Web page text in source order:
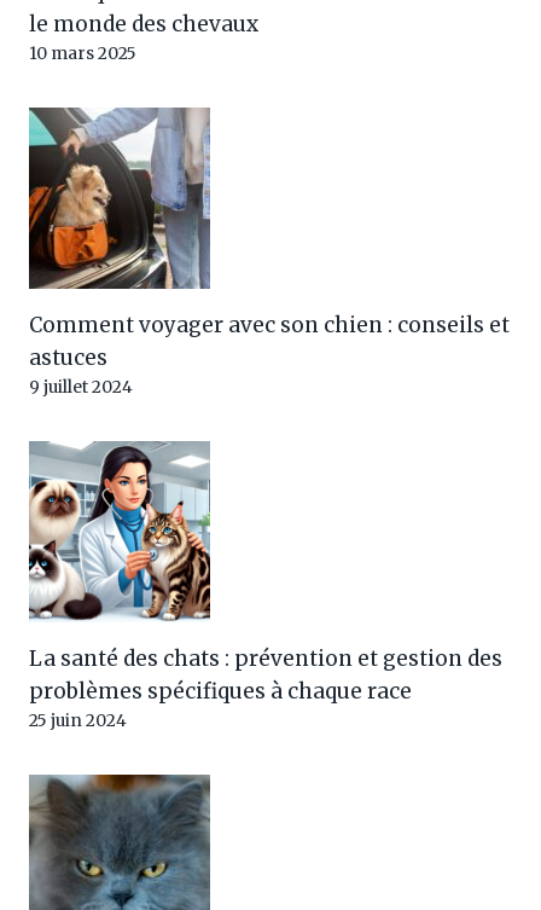
le monde des chevaux
10 mars 2025
Comment voyager avec son chien : conseils et
astuces
9 juillet 2024
La santé des chats : prévention et gestion des
problèmes spécifiques à chaque race
25 juin 2024